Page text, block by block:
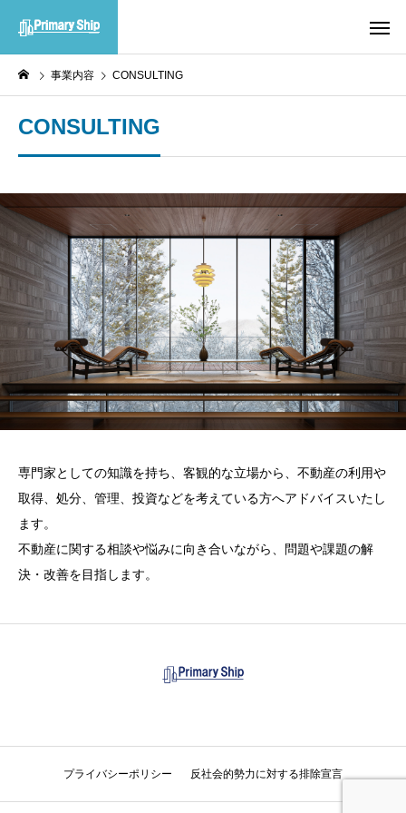
事業内容 CONSULTING
CONSULTING
専門家としての知識を持ち、客観的な立場から、不動産の利用や
取得、処分、管理、投資などを考えている方へアドバイスいたし
ます。
不動産に関する相談や悩みに向き合いながら、問題や課題の解
決・改善を目指します。
プライバシーポリシー 反社会的勢力に対する排除宣言